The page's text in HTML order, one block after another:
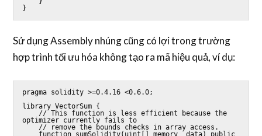
}
Sử dụng Assembly nhúng cũng có lợi trong trường
hợp trình tối ưu hóa không tạo ra mã hiệu quả, ví dụ:
pragma solidity >=0.4.16 <0.6.0;
library VectorSum {
optimizer currently fails to
    // remove the bounds checks in array access.